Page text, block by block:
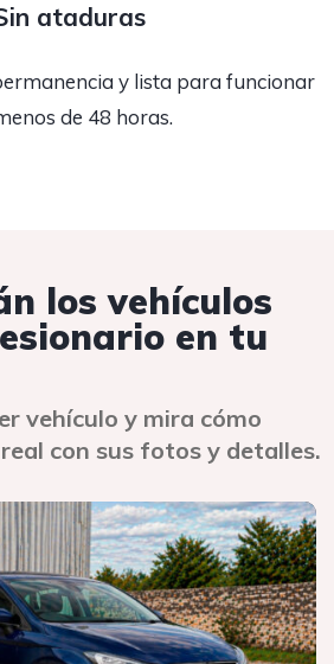
ataduras
y lista para funcionar
de 48 horas.
los vehículos
en tu
vehículo y mira cómo
con sus fotos y detalles.